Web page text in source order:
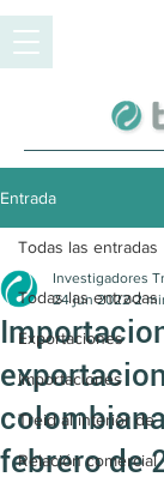
Entrada
Todas las entradas
Exportaciones
Importaciones
Treid al interior de
Relación comercial
Todas las entradas
febrero de
Investigadores
24 jun 2022 2